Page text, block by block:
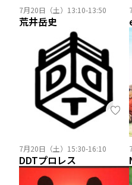
7月20日（土）13:10-13:50
荒井岳史
7月20日（土）15:30-16:10
DDTプロレス